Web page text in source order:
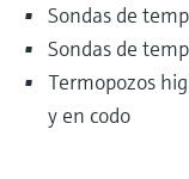
Sondas de
Sondas de
Termopozos
y en codo